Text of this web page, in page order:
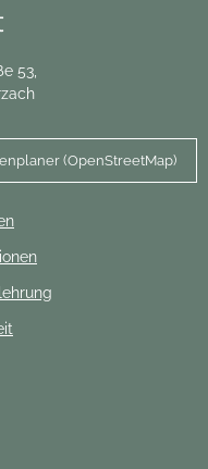
53,
(OpenStreetMap)